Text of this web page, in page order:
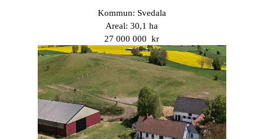
Kommun: Svedala
Areal: 30,1 ha
27 000 000 kr